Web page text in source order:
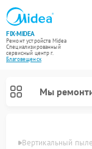
FIX-MIDEA
Ремонт устройств Midea
Специализированный
cервисный центр г.
Благовещенск
Мы
Вертикальный